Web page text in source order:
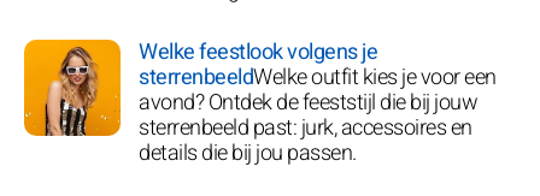
Welke feestlook volgens je
sterrenbeeldWelke outfit kies je voor een
avond? Ontdek de feeststijl die bij jouw
sterrenbeeld past: jurk, accessoires en
details die bij jou passen.